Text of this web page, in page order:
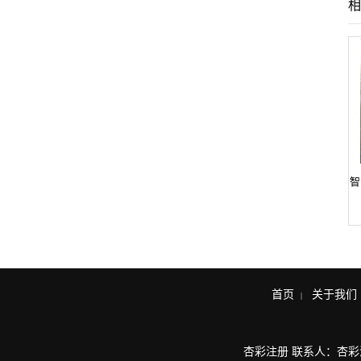
首页 关于我们
杏彩注册联系人： 杏